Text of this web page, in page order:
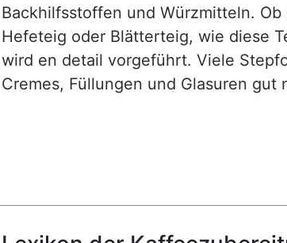
Backhilfsstoffen und Würzmitteln.
Hefeteig oder Blätterteig, wie diese
wird en detail vorgeführt. Viele
Cremes, Füllungen und Glasuren gut